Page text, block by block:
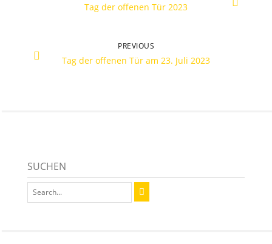
Tag der offenen Tür 2023
PREVIOUS
Tag der offenen Tür am 23. Juli 2023
SUCHEN